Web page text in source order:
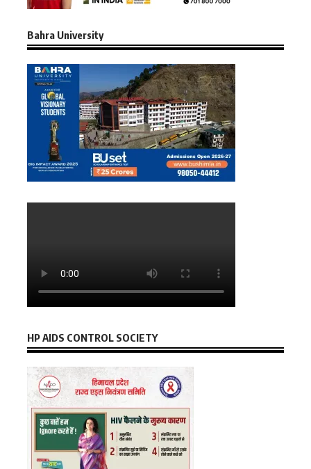
Bahra University
HP AIDS CONTROL SOCIETY